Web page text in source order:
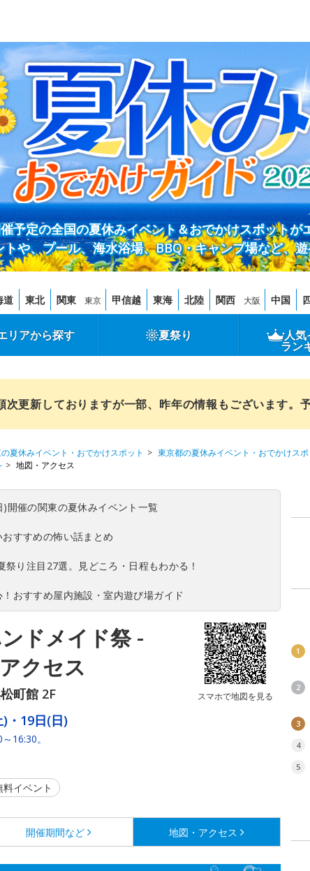
予定の全国の夏休みイベント＆おでかけスポットが
や、プール、海水浴場、BBQ・キャンプ場など、
道 東北 関東 東京 甲信越 東海 北陸 関西 大阪 中国
リアから探す 夏祭り 人気
ラン
次更新しておりますが一部、昨年の情報もございます。
夏休みイベント・おでかけスポット 東京都の夏休みイベント・おでかけスポ
地図・アクセス
開催の関東の夏休みイベント一覧
おすすめの怖い話まとめ
祭り注目27選。見どころ・日程もわかる！
おすすめ屋内施設・室内遊び場ガイド
ドメイド祭 -
クセス
町館 2F スマホで地図を見る
・19日(日)
16:30。
料イベント
開催期間など 地図・アクセス
1
2
3
4
5